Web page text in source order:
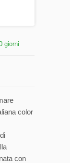
giorni
color
con